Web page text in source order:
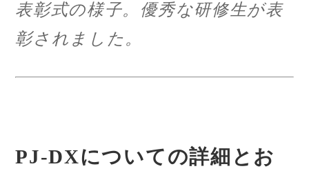
表彰式の様子。優秀な研修生が表
彰されました。
PJ-DXについての詳細とお